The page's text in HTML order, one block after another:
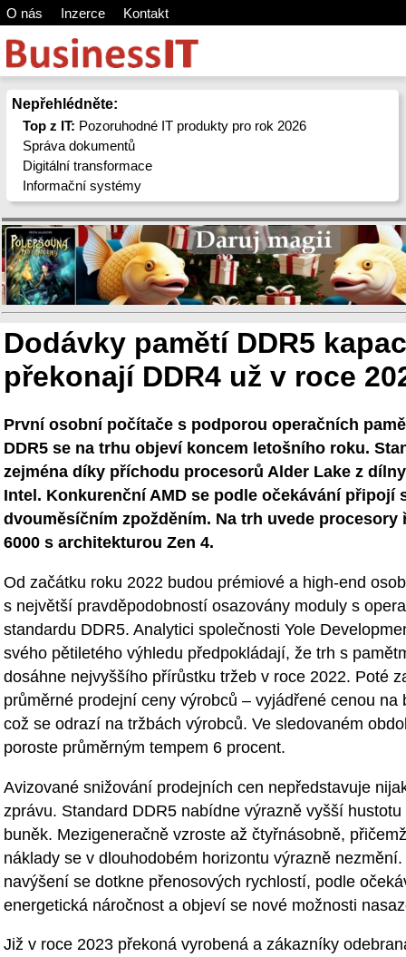
O nás Inzerce Kontakt
Nepřehlédněte:
Top z IT: Pozoruhodné IT produkty pro rok 2026
Správa dokumentů
Digitální transformace
Informační systémy
Dodávky pamětí DDR5
překonají DDR4 už v roce
První osobní počítače s podporou operačních
DDR5 se na trhu objeví koncem letošního roku.
zejména díky příchodu procesorů Alder Lake z
Intel. Konkurenční AMD se podle očekávání připojí
dvouměsíčním zpožděním. Na trh uvede procesory
6000 s architekturou Zen 4.
Od začátku roku 2022 budou prémiové a high-end
s největší pravděpodobností osazovány moduly s
standardu DDR5. Analytici společnosti Yole
svého pětiletého výhledu předpokládají, že trh s
dosáhne nejvyššího přírůstku tržeb v roce 2022. Poté
průměrné prodejní ceny výrobců – vyjádřené cenou
což se odrazí na tržbách výrobců. Ve sledovaném
poroste průměrným tempem 6 procent.
Avizované snižování prodejních cen nepředstavuje
zprávu. Standard DDR5 nabídne výrazně vyšší
buněk. Mezigeneračně vzroste až čtyřnásobně,
náklady se v dlouhodobém horizontu výrazně
navýšení se dotkne přenosových rychlostí, podle
energetická náročnost a objeví se nové možnosti
Již v roce 2023 překoná vyrobená a zákazníky